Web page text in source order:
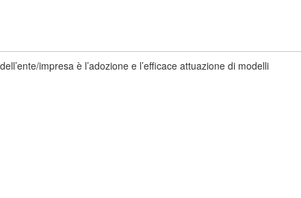
impresa è l’adozione e l’efficace attuazione di modelli